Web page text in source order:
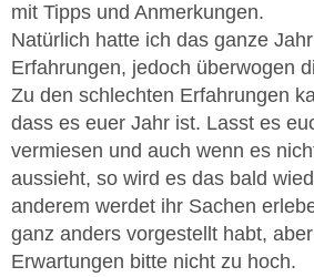
mit Tipps und Anmerkungen.
Natürlich hatte ich das ganze
Erfahrungen, jedoch überwogen
Zu den schlechten Erfahrungen
dass es euer Jahr ist. Lasst es
vermiesen und auch wenn es
aussieht, so wird es das bald
anderem werdet ihr Sachen
ganz anders vorgestellt habt,
Erwartungen bitte nicht zu hoch.